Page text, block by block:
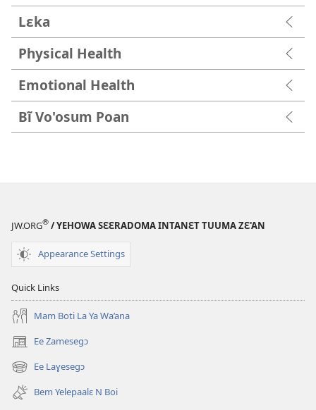
Lɛka
Physical Health
Emotional Health
Bĩ Vo'osum Poan
JW.ORG® / YEHOWA SƐƐRADOMA INTANƐT TUUMA ZƐ'AN
Appearance Settings
Quick Links
Mam Boti La Ya Wa’ana
Ee Zamesegɔ
(opens
new
window)
Ee Laɣesegɔ
(opens
new
window)
Bem Yelepaalɛ N Boi